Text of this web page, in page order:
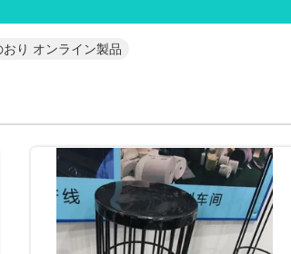
り オンライン製品